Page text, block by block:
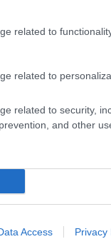
related to
related to
related to security,
and other
Access Privacy
με τον
ιδέες για τη